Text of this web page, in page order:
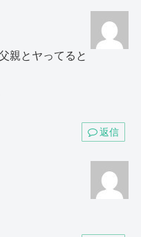
親とヤってると
返信